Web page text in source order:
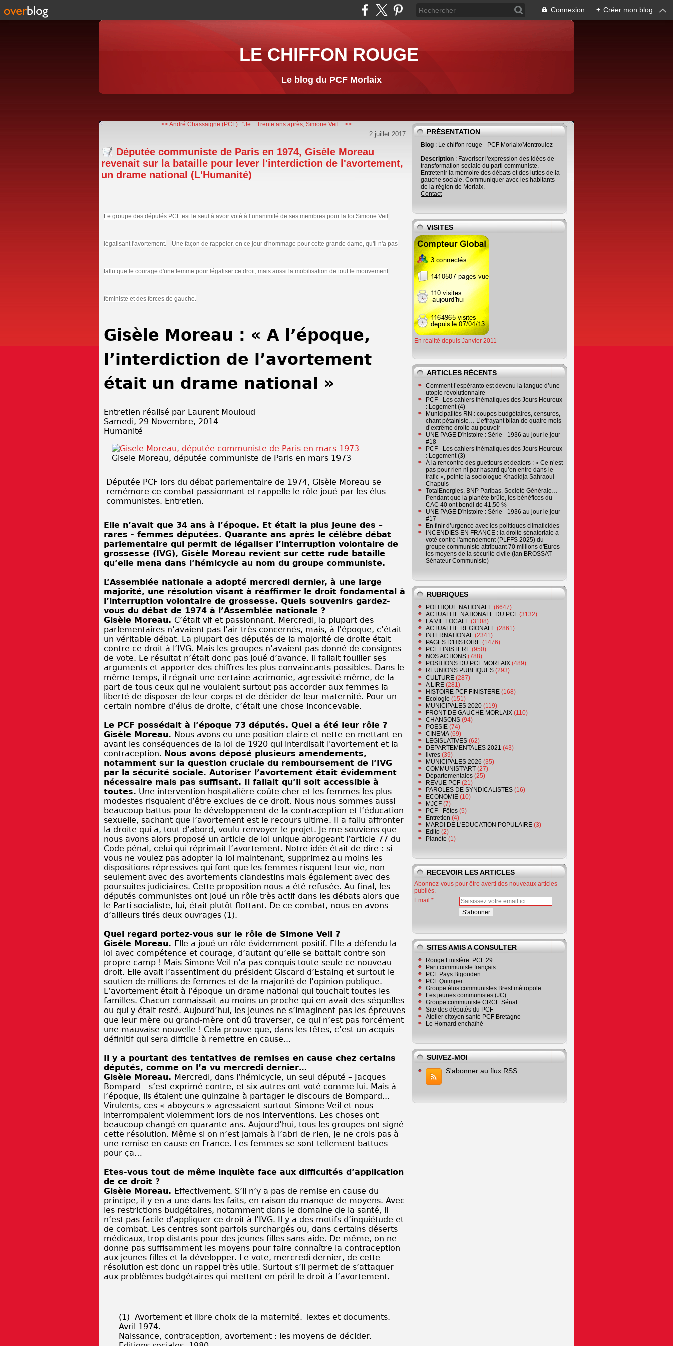
Connexion + Créer mon blog
LE CHIFFON ROUGE
Le blog du PCF Morlaix
<< André Chassaigne (PCF) : "Je... Trente ans après, Simone Veil... >>
2 juillet 2017
Députée communiste de Paris en 1974, Gisèle Moreau
revenait sur la bataille pour lever l'interdiction de l'avortement,
un drame national (L'Humanité)
Le groupe des députés PCF est le seul à avoir voté à l’unanimité de ses membres pour la loi Simone Veil
légalisant l'avortement. Une façon de rappeler, en ce jour d'hommage pour cette grande dame, qu'il n'a pas
fallu que le courage d'une femme pour légaliser ce droit, mais aussi la mobilisation de tout le mouvement
féministe et des forces de gauche.
Gisèle Moreau : « A l’époque,
l’interdiction de l’avortement
était un drame national »
Entretien réalisé par Laurent Mouloud
Samedi, 29 Novembre, 2014
Humanité
Gisele Moreau, députée communiste de Paris en mars 1973
Députée PCF lors du débat parlementaire de 1974, Gisèle Moreau se
remémore ce combat passionnant et rappelle le rôle joué par les élus
communistes. Entretien.
Elle n’avait que 34 ans à l’époque. Et était la plus jeune des –
rares - femmes députées. Quarante ans après le célèbre débat
parlementaire qui permit de légaliser l’interruption volontaire de
grossesse (IVG), Gisèle Moreau revient sur cette rude bataille
qu’elle mena dans l’hémicycle au nom du groupe communiste.
L’Assemblée nationale a adopté mercredi dernier, à une large
majorité, une résolution visant à réaffirmer le droit fondamental à
l’interruption volontaire de grossesse. Quels souvenirs gardez-
vous du débat de 1974 à l’Assemblée nationale ?
Gisèle Moreau. C’était vif et passionnant. Mercredi, la plupart des
parlementaires n’avaient pas l’air très concernés, mais, à l’époque, c’était
un véritable débat. La plupart des députés de la majorité de droite était
contre ce droit à l’IVG. Mais les groupes n’avaient pas donné de consignes
de vote. Le résultat n’était donc pas joué d’avance. Il fallait fouiller ses
arguments et apporter des chiffres les plus convaincants possibles. Dans le
même temps, il régnait une certaine acrimonie, agressivité même, de la
part de tous ceux qui ne voulaient surtout pas accorder aux femmes la
liberté de disposer de leur corps et de décider de leur maternité. Pour un
certain nombre d’élus de droite, c’était une chose inconcevable.
Le PCF possédait à l’époque 73 députés. Quel a été leur rôle ?
Gisèle Moreau. Nous avons eu une position claire et nette en mettant en
avant les conséquences de la loi de 1920 qui interdisait l'avortement et la
contraception. Nous avons déposé plusieurs amendements,
notamment sur la question cruciale du remboursement de l’IVG
par la sécurité sociale. Autoriser l’avortement était évidemment
nécessaire mais pas suffisant. Il fallait qu’il soit accessible à
toutes. Une intervention hospitalière coûte cher et les femmes les plus
modestes risquaient d’être exclues de ce droit. Nous nous sommes aussi
beaucoup battus pour le développement de la contraception et l’éducation
sexuelle, sachant que l’avortement est le recours ultime. Il a fallu affronter
la droite qui a, tout d’abord, voulu renvoyer le projet. Je me souviens que
nous avons alors proposé un article de loi unique abrogeant l’article 77 du
Code pénal, celui qui réprimait l’avortement. Notre idée était de dire : si
vous ne voulez pas adopter la loi maintenant, supprimez au moins les
dispositions répressives qui font que les femmes risquent leur vie, non
seulement avec des avortements clandestins mais également avec des
poursuites judiciaires. Cette proposition nous a été refusée. Au final, les
députés communistes ont joué un rôle très actif dans les débats alors que
le Parti socialiste, lui, était plutôt flottant. De ce combat, nous en avons
d’ailleurs tirés deux ouvrages (1).
Quel regard portez-vous sur le rôle de Simone Veil ?
Gisèle Moreau. Elle a joué un rôle évidemment positif. Elle a défendu la
loi avec compétence et courage, d’autant qu’elle se battait contre son
propre camp ! Mais Simone Veil n’a pas conquis toute seule ce nouveau
droit. Elle avait l’assentiment du président Giscard d’Estaing et surtout le
soutien de millions de femmes et de la majorité de l’opinion publique.
L’avortement était à l’époque un drame national qui touchait toutes les
familles. Chacun connaissait au moins un proche qui en avait des séquelles
ou qui y était resté. Aujourd’hui, les jeunes ne s’imaginent pas les épreuves
que leur mère ou grand-mère ont dû traverser, ce qui n’est pas forcément
une mauvaise nouvelle ! Cela prouve que, dans les têtes, c’est un acquis
définitif qui sera difficile à remettre en cause...
Il y a pourtant des tentatives de remises en cause chez certains
députés, comme on l’a vu mercredi dernier…
Gisèle Moreau. Mercredi, dans l’hémicycle, un seul député – Jacques
Bompard - s’est exprimé contre, et six autres ont voté comme lui. Mais à
l’époque, ils étaient une quinzaine à partager le discours de Bompard...
Virulents, ces « aboyeurs » agressaient surtout Simone Veil et nous
interrompaient violemment lors de nos interventions. Les choses ont
beaucoup changé en quarante ans. Aujourd’hui, tous les groupes ont signé
cette résolution. Même si on n’est jamais à l’abri de rien, je ne crois pas à
une remise en cause en France. Les femmes se sont tellement battues
pour ça…
Etes-vous tout de même inquiète face aux difficultés d’application
de ce droit ?
Gisèle Moreau. Effectivement. S’il n’y a pas de remise en cause du
principe, il y en a une dans les faits, en raison du manque de moyens. Avec
les restrictions budgétaires, notamment dans le domaine de la santé, il
n’est pas facile d’appliquer ce droit à l’IVG. Il y a des motifs d’inquiétude et
de combat. Les centres sont parfois surchargés ou, dans certains déserts
médicaux, trop distants pour des jeunes filles sans aide. De même, on ne
donne pas suffisamment les moyens pour faire connaître la contraception
aux jeunes filles et la développer. Le vote, mercredi dernier, de cette
résolution est donc un rappel très utile. Surtout s’il permet de s’attaquer
aux problèmes budgétaires qui mettent en péril le droit à l’avortement.
(1) Avortement et libre choix de la maternité. Textes et documents.
Avril 1974.
Naissance, contraception, avortement : les moyens de décider.
PRÉSENTATION
Blog : Le chiffon rouge - PCF Morlaix/Montroulez
Description : Favoriser l'expression des idées de
transformation sociale du parti communiste.
Entretenir la mémoire des débats et des luttes de la
gauche sociale. Communiquer avec les habitants
de la région de Morlaix.
Contact
VISITES
En réalité depuis Janvier 2011
ARTICLES RÉCENTS
Comment l’espéranto est devenu la langue d’une
utopie révolutionnaire
PCF - Les cahiers thématiques des Jours Heureux
: Logement (4)
Municipalités RN : coupes budgétaires, censures,
chant pétainiste… L’effrayant bilan de quatre mois
d’extrême droite au pouvoir
UNE PAGE D'histoire : Série - 1936 au jour le jour
#18
PCF - Les cahiers thématiques des Jours Heureux
: Logement (3)
À la rencontre des guetteurs et dealers : « Ce n’est
pas pour rien ni par hasard qu’on entre dans le
trafic », pointe la sociologue Khadidja Sahraoui-
Chapuis
TotalEnergies, BNP Paribas, Société Générale…
Pendant que la planète brûle, les bénéfices du
CAC 40 ont bondi de 41,50 %
UNE PAGE D'histoire : Série - 1936 au jour le jour
#17
En finir d’urgence avec les politiques climaticides
INCENDIES EN FRANCE : la droite sénatoriale a
voté contre l'amendement (PLFFS 2025) du
groupe communiste attribuant 70 millions d'Euros
les moyens de la sécurité civile (Ian BROSSAT
Sénateur Communiste)
RUBRIQUES
POLITIQUE NATIONALE (6647)
ACTUALITE NATIONALE DU PCF (3132)
LA VIE LOCALE (3108)
ACTUALITE REGIONALE (2861)
INTERNATIONAL (2341)
PAGES D'HISTOIRE (1476)
PCF FINISTERE (950)
NOS ACTIONS (788)
POSITIONS DU PCF MORLAIX (489)
REUNIONS PUBLIQUES (293)
CULTURE (287)
A LIRE (281)
HISTOIRE PCF FINISTERE (168)
Ecologie (151)
MUNICIPALES 2020 (119)
FRONT DE GAUCHE MORLAIX (110)
CHANSONS (94)
POESIE (74)
CINEMA(69)
LEGISLATIVES (62)
DEPARTEMENTALES 2021 (43)
livres (39)
MUNICIPALES 2026 (35)
COMMUNIST'ART (27)
Départementales (25)
REVUE PCF (21)
PAROLES DE SYNDICALISTES (16)
ECONOMIE (10)
MJCF (7)
PCF - Fêtes (5)
Entretien (4)
MARDI DE L'EDUCATION POPULAIRE (3)
Edito (2)
Planète (1)
RECEVOIR LES ARTICLES
Abonnez-vous pour être averti des nouveaux articles
publiés.
Email
SITES AMIS A CONSULTER
Rouge Finistère: PCF 29
Parti communiste français
PCF Pays Bigouden
PCF Quimper
Groupe élus communistes Brest métropole
Les jeunes communistes (JC)
Groupe communiste CRCE Sénat
Site des députés du PCF
Atelier citoyen santé PCF Bretagne
Le Homard enchaîné
SUIVEZ-MOI
S'abonner au flux RSS